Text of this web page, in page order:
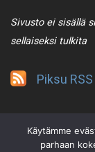
Sivusto ei sisällä
sellaiseksi tulkita
Piksu RSS
Käytämme
parhaan